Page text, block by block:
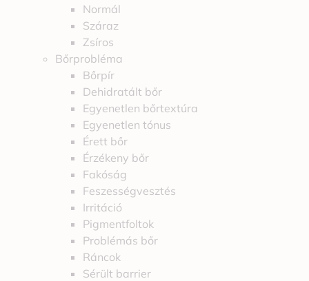
Normál
Száraz
Zsíros
Bőrprobléma
Bőrpír
Dehidratált bőr
Egyenetlen bőrtextúra
Egyenetlen tónus
Érett bőr
Érzékeny bőr
Fakóság
Feszességvesztés
Irritáció
Pigmentfoltok
Problémás bőr
Ráncok
Sérült barrier